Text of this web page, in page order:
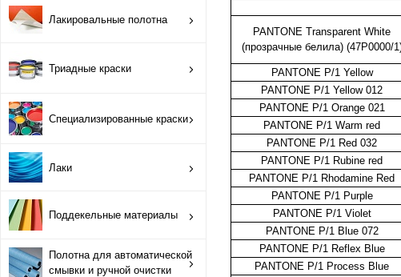
Добавки в увлажнение
Триадные краски
Специализированные краски
Лаки
Поддекельные материалы
Лакировальные полотна
Триадные краски
Специализированные краски
Лаки
Поддекельные материалы
Полотна для автоматической
смывки и ручной очистки
PANTONE Transparent White
(прозрачные белила) (47P0000/
PANTONE P/1 Yellow
PANTONE P/1 Yellow 012
PANTONE P/1 Orange 021
PANTONE P/1 Warm red
PANTONE P/1 Red 032
PANTONE P/1 Rubine red
PANTONE P/1 Rhodamine Red
PANTONE P/1 Purple
PANTONE P/1 Violet
PANTONE P/1 Blue 072
PANTONE P/1 Reflex Blue
PANTONE P/1 Process Blue